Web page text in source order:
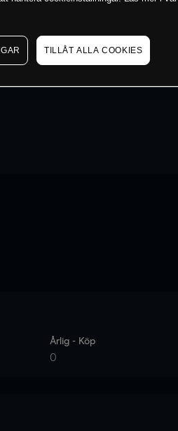
Årlig - Köp
0
TILLÅT ALLA COOKIES